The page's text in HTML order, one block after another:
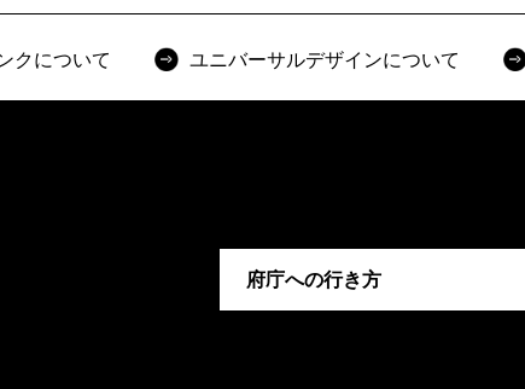
クについて ユニバーサルデザインについて
府庁への行き方